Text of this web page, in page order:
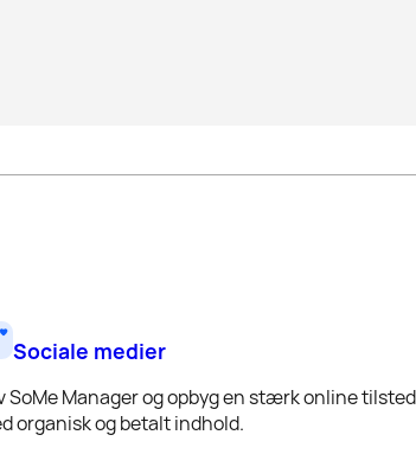
Sociale medier
SoMe Manager og opbyg en stærk online
organisk og betalt indhold.